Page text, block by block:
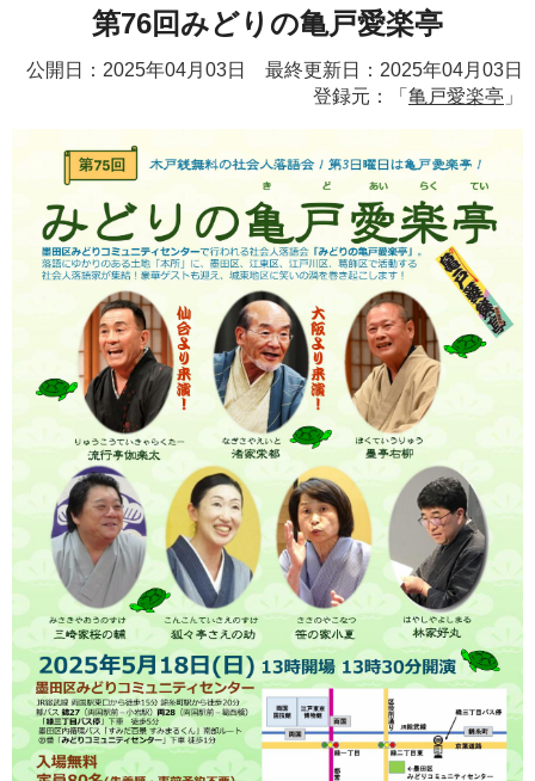
第76回みどりの亀戸愛楽亭
公開日：2025年04月03日 最終更新日：2025年04月03日
登録元：「 亀戸愛楽亭 」